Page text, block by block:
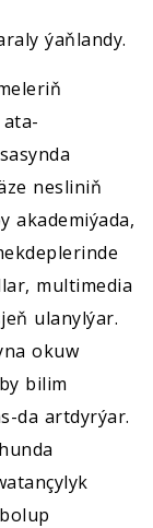
ýaňlandy.
nesliniň
akademiýada,
multimedia
ulanylýar.
okuw
bilim
da artdyrýar.